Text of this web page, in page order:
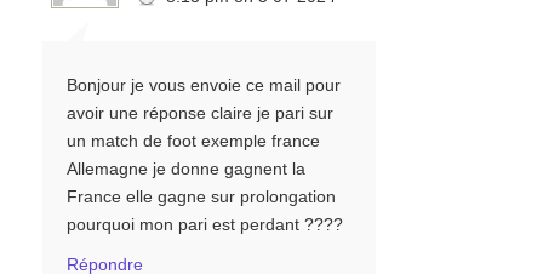
Bonjour je vous envoie ce mail pour
avoir une réponse claire je pari sur
un match de foot exemple france
Allemagne je donne gagnent la
France elle gagne sur prolongation
pourquoi mon pari est perdant ????
Répondre